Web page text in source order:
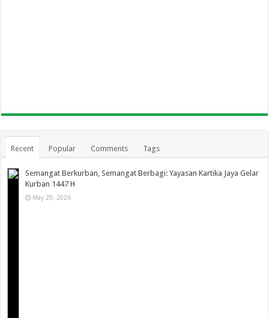
Recent Popular Comments Tags
Semangat Berkurban, Semangat Berbagi: Yayasan Kartika Jaya Gelar
Kurban 1447 H
May 29, 2026